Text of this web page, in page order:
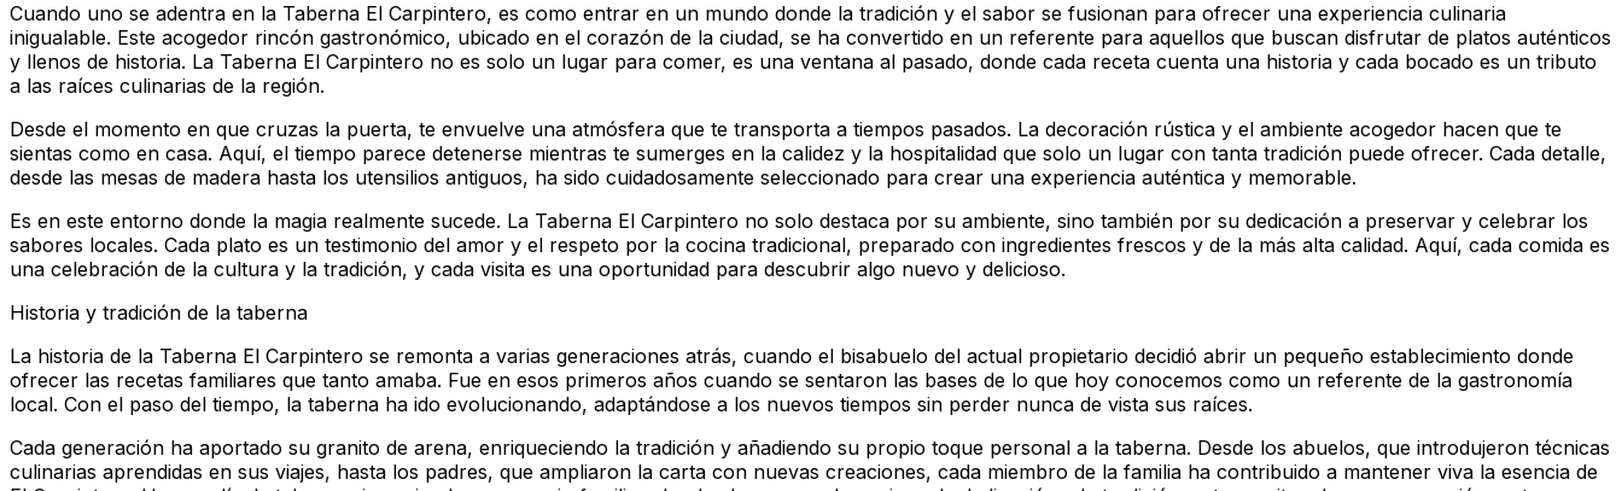
Cuando uno se adentra en la Taberna El Carpintero, es como entrar en un mundo donde la tradición y el sabor se fusionan para ofrecer una experiencia culinaria
inigualable. Este acogedor rincón gastronómico, ubicado en el corazón de la ciudad, se ha convertido en un referente para aquellos que buscan disfrutar de platos auténticos
y llenos de historia. La Taberna El Carpintero no es solo un lugar para comer, es una ventana al pasado, donde cada receta cuenta una historia y cada bocado es un tributo
a las raíces culinarias de la región.
Desde el momento en que cruzas la puerta, te envuelve una atmósfera que te transporta a tiempos pasados. La decoración rústica y el ambiente acogedor hacen que te
sientas como en casa. Aquí, el tiempo parece detenerse mientras te sumerges en la calidez y la hospitalidad que solo un lugar con tanta tradición puede ofrecer. Cada detalle,
desde las mesas de madera hasta los utensilios antiguos, ha sido cuidadosamente seleccionado para crear una experiencia auténtica y memorable.
Es en este entorno donde la magia realmente sucede. La Taberna El Carpintero no solo destaca por su ambiente, sino también por su dedicación a preservar y celebrar los
sabores locales. Cada plato es un testimonio del amor y el respeto por la cocina tradicional, preparado con ingredientes frescos y de la más alta calidad. Aquí, cada comida es
una celebración de la cultura y la tradición, y cada visita es una oportunidad para descubrir algo nuevo y delicioso.
Historia y tradición de la taberna
La historia de la Taberna El Carpintero se remonta a varias generaciones atrás, cuando el bisabuelo del actual propietario decidió abrir un pequeño establecimiento donde
ofrecer las recetas familiares que tanto amaba. Fue en esos primeros años cuando se sentaron las bases de lo que hoy conocemos como un referente de la gastronomía
local. Con el paso del tiempo, la taberna ha ido evolucionando, adaptándose a los nuevos tiempos sin perder nunca de vista sus raíces.
Cada generación ha aportado su granito de arena, enriqueciendo la tradición y añadiendo su propio toque personal a la taberna. Desde los abuelos, que introdujeron técnicas
culinarias aprendidas en sus viajes, hasta los padres, que ampliaron la carta con nuevas creaciones, cada miembro de la familia ha contribuido a mantener viva la esencia de